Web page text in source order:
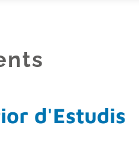
d'Estudis